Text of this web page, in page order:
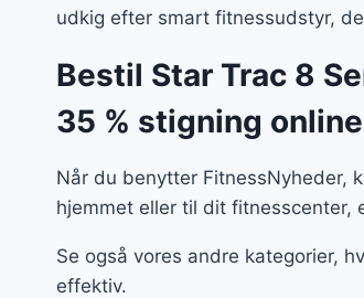
udkig efter smart fitnessudstyr,
Bestil Star Trac 8
35 % stigning
Når du benytter FitnessNyheder,
hjemmet eller til dit fitnesscenter,
Se også vores andre kategorier,
effektiv.